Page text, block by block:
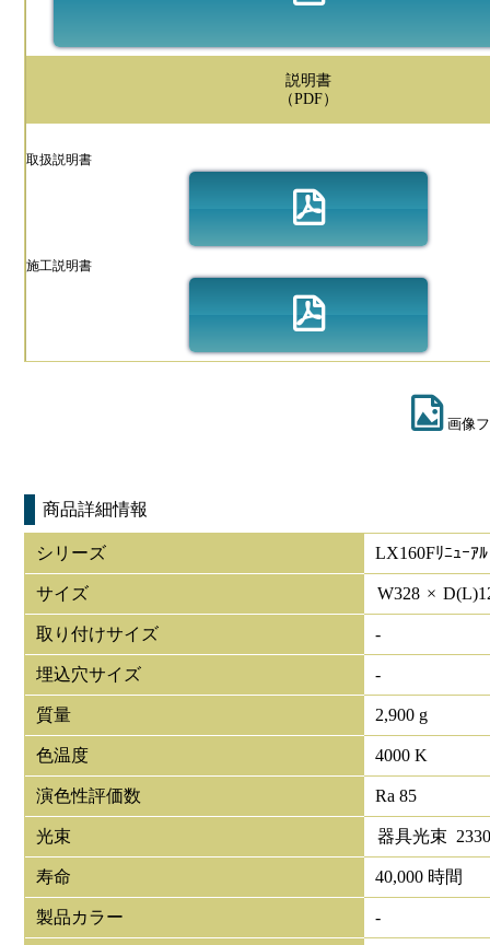
説明書
（PDF）
取扱説明書
施工説明書
画像
商品詳細情報
シリーズ LX160Fﾘﾆｭｰｱﾙ
サイズ W328 × D(L)
取り付けサイズ -
埋込穴サイズ -
質量 2,900 g
色温度 4000 K
演色性評価数 Ra 85
光束 器具光束
寿命 40,000 時間
製品カラー -